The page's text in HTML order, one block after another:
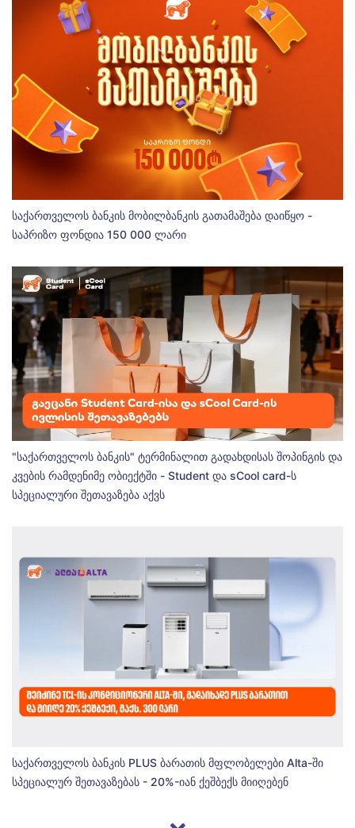
საქართველოს ბანკის მობილბანკის გათამაშება დაიწყო -
საპრიზო ფონდია 150 000 ლარი
"საქართველოს ბანკის" ტერმინალით გადახდისას შოპინგის და
კვების რამდენიმე ობიექტში - Student და sCool card-ს
სპეციალური შეთავაზება აქვს
საქართველოს ბანკის PLUS ბარათის მფლობელები Alta-ში
სპეციალურ შეთავაზებას - 20%-იან ქეშბექს მიიღებენ